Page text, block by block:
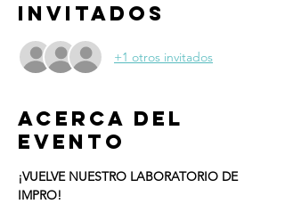
Invitados
+1 otros invitados
Acerca del
evento
¡VUELVE NUESTRO LABORATORIO DE
IMPRO!